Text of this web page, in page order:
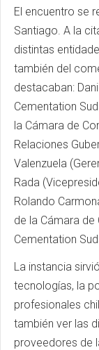
El encuentro se
Santiago. A la
distintas
también del
destacaban:
Cementation
la Cámara de
Relaciones
Valenzuela
Rada
Rolando
de la Cámara
Cementation
La instancia
tecnologías, la
profesionales
también ver las
proveedores de